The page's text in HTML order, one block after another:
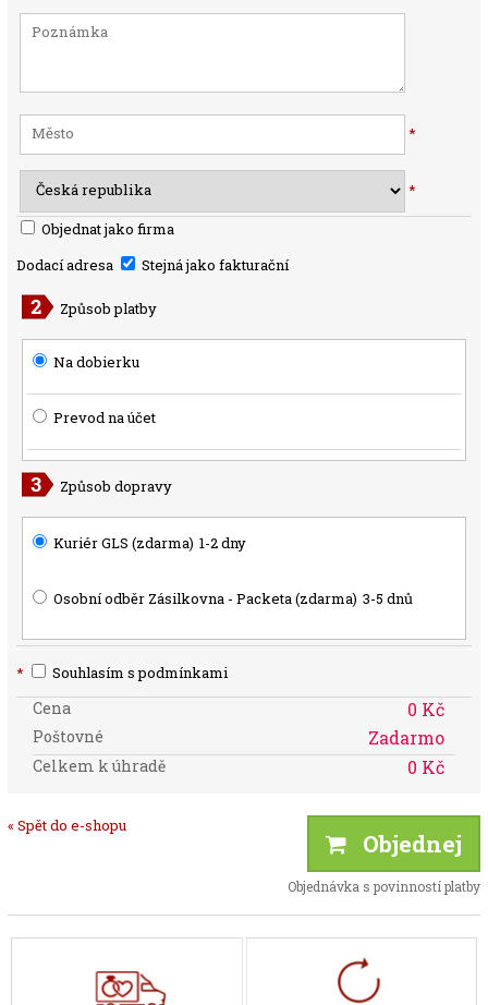
*
*
Objednat jako firma
Dodací adresa
Stejná jako fakturační
Způsob platby
Na dobierku
Prevod na účet
Způsob dopravy
Kuriér GLS (zdarma) 1-2 dny
Osobní odběr Zásilkovna - Packeta (zdarma) 3-5 dnů
* Souhlasím s podmínkami
Cena 0 Kč
Poštovné Zadarmo
Celkem k úhradě 0 Kč
« Spět do e-shopu
Objednej
Objednávka s povinností platby